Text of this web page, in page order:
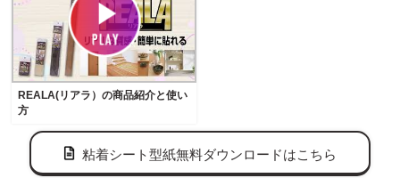
REALA(リアラ）の商品紹介と使い
方
粘着シート型紙無料ダウンロードはこちら